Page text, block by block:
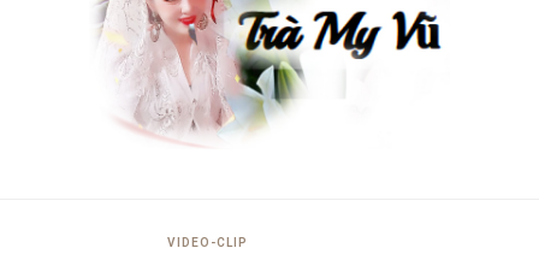
VIDEO-CLIP